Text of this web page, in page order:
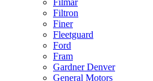
Filmar
Filtron
Finer
Fleetguard
Ford
Fram
Gardner Denver
General Motors